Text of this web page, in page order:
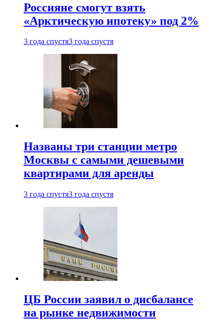
Россияне смогут взять
«Арктическую ипотеку» под 2%
3 года спустя3 года спустя
Названы три станции метро
Москвы с самыми дешевыми
квартирами для аренды
3 года спустя3 года спустя
ЦБ России заявил о дисбалансе
на рынке недвижимости